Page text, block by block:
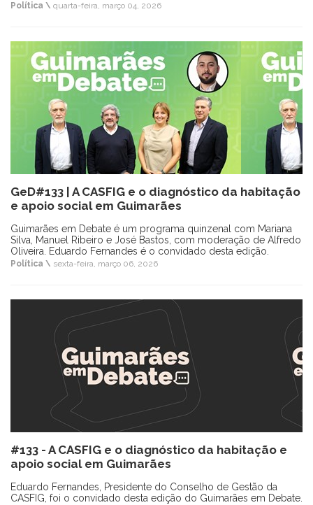
Política \ quarta-feira, março 04, 2026
GeD#133 | A CASFIG e o diagnóstico da habitação
e apoio social em Guimarães
Guimarães em Debate é um programa quinzenal com Mariana
Silva, Manuel Ribeiro e José Bastos, com moderação de Alfredo
Oliveira. Eduardo Fernandes é o convidado desta edição.
Política \ sexta-feira, março 06, 2026
#133 - A CASFIG e o diagnóstico da habitação e
apoio social em Guimarães
Eduardo Fernandes, Presidente do Conselho de Gestão da
CASFIG, foi o convidado desta edição do Guimarães em Debate.